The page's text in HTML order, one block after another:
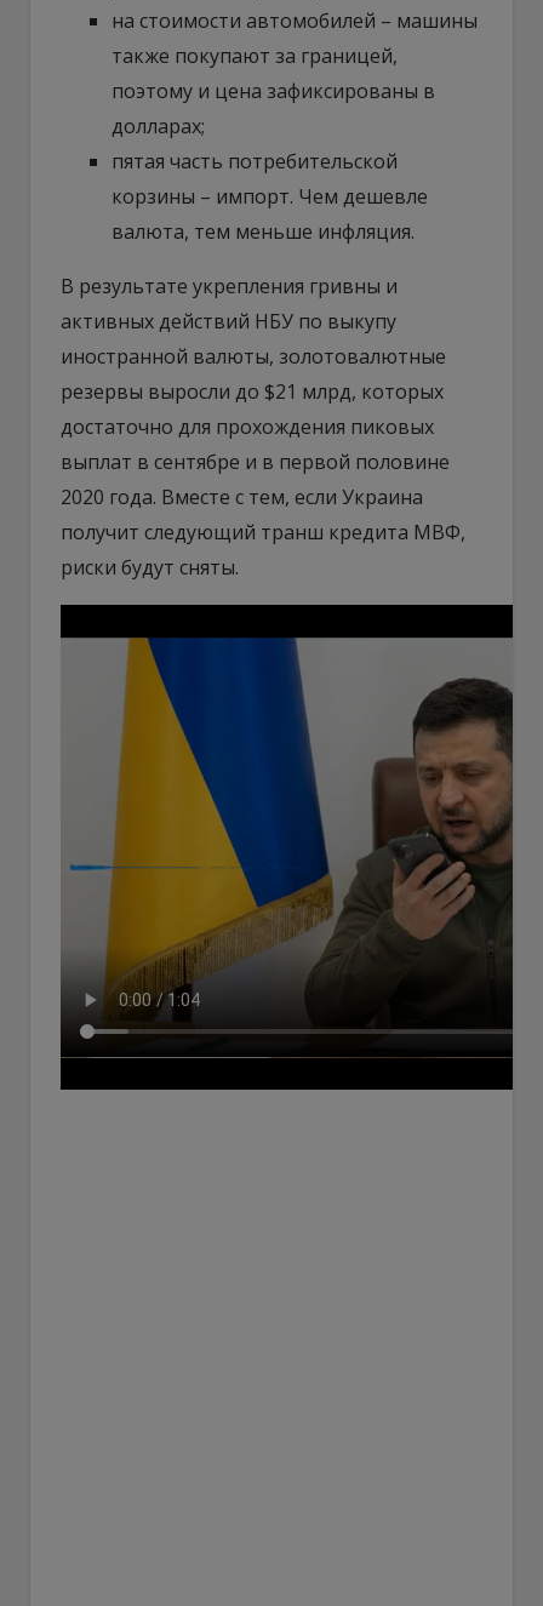
на стоимости автомобилей – машины
также покупают за границей,
поэтому и цена зафиксированы в
долларах;
пятая часть потребительской
корзины – импорт. Чем дешевле
валюта, тем меньше инфляция.
В результате укрепления гривны и
активных действий НБУ по выкупу
иностранной валюты, золотовалютные
резервы выросли до $21 млрд, которых
достаточно для прохождения пиковых
выплат в сентябре и в первой половине
2020 года. Вместе с тем, если Украина
получит следующий транш кредита МВФ,
риски будут сняты.